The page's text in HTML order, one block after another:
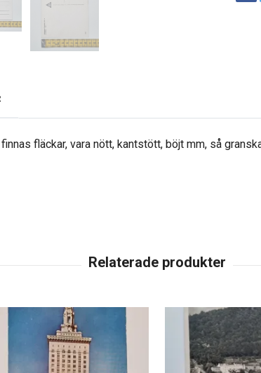
fläckar, vara nött, kantstött, böjt mm, så